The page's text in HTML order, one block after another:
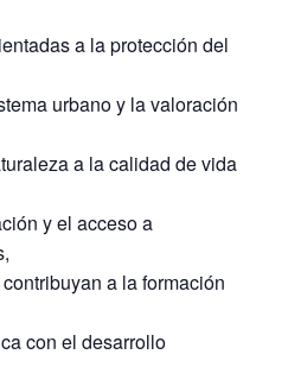
a la protección del
urbano y la valoración
a la calidad de vida
y el acceso a
a la formación
con el desarrollo